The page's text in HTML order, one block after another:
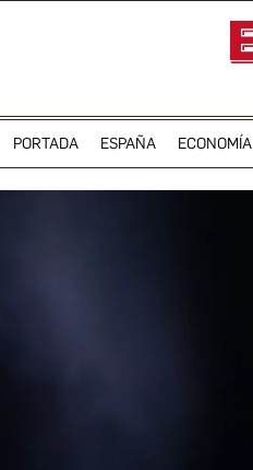
PORTADA ESPAÑA ECONOMÍA